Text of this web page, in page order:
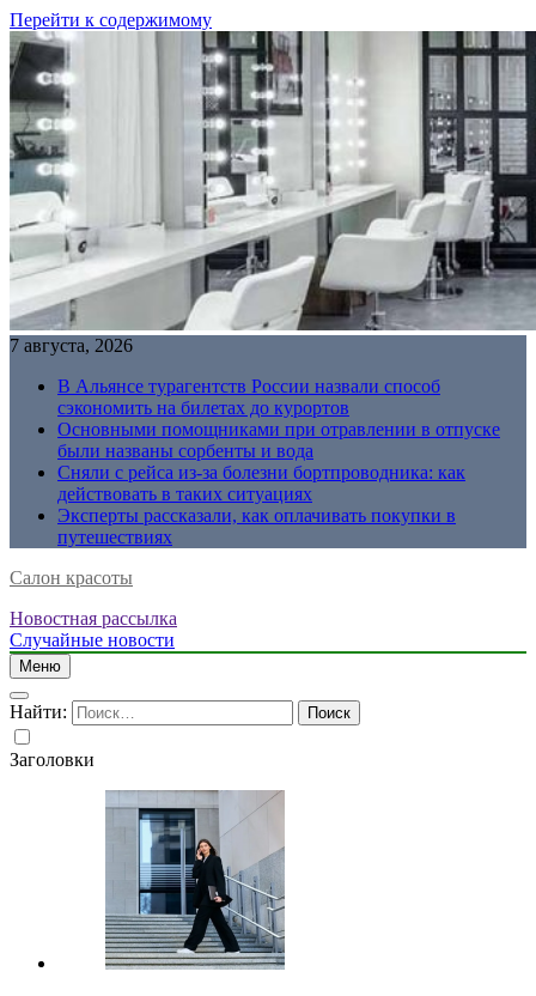
Перейти к содержимому
7 августа, 2026
В Альянсе турагентств России назвали способ
сэкономить на билетах до курортов
Основными помощниками при отравлении в отпуске
были названы сорбенты и вода
Сняли с рейса из-за болезни бортпроводника: как
действовать в таких ситуациях
Эксперты рассказали, как оплачивать покупки в
путешествиях
Салон красоты
Новостная рассылка
Случайные новости
Меню
Найти:
Заголовки